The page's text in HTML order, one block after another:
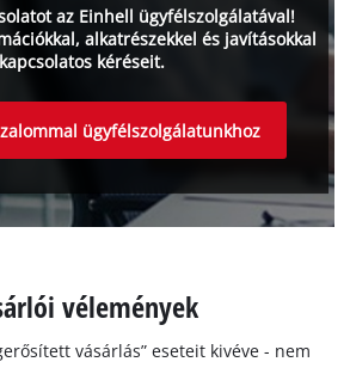
az Einhell ügyfélszolgálatával!
alkatrészekkel és javításokkal
kapcsolatos kéréseit.
ügyfélszolgálatunkhoz
vélemények
vásárlás” eseteit kivéve - nem